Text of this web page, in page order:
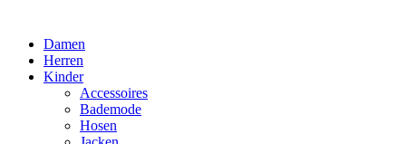
Damen
Herren
Kinder
Accessoires
Bademode
Hosen